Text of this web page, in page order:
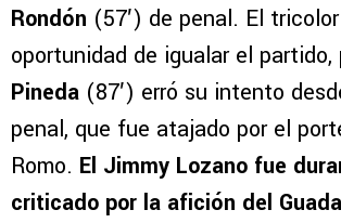
Rondón (57′) de penal. El
oportunidad de igualar el partido,
Pineda (87′) erró su intento
penal, que fue atajado por el
Romo. El Jimmy Lozano fue
criticado por la afición del